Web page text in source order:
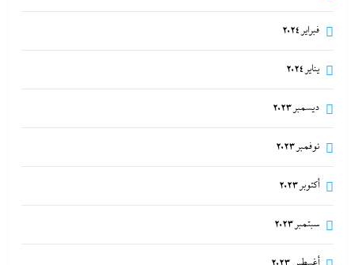
فبراير 2024
يناير 2024
ديسمبر 2023
نوفمبر 2023
أكتوبر 2023
سبتمبر 2023